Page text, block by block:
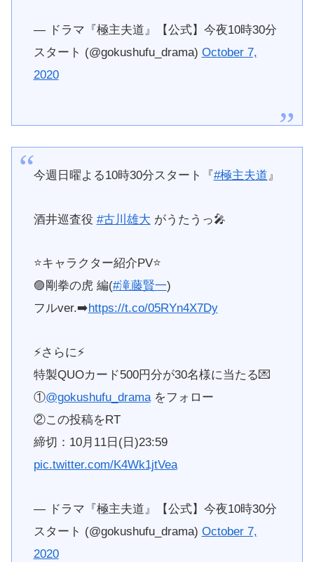
— ドラマ『極主夫道』【公式】今夜10時30分
スタート (@gokushufu_drama) October 7,
2020
今週日曜よる10時30分スタート『 #極主夫道』
酒井巡査役 #古川雄大 がうたうっ🎤
⭐️キャラクター紹介PV⭐️
🟣剛拳の虎 編(#滝藤賢一)
フルver.➡️https://t.co/05RYn4X7Dy
⚡️さらに⚡️
特製QUOカード500円分が30名様に当たる💌
①@gokushufu_dramaをフォロー
②この投稿をRT
締切：10月11日(日)23:59
pic.twitter.com/K4Wk1jtVea
— ドラマ『極主夫道』【公式】今夜10時30分
スタート (@gokushufu_drama) October 7,
2020